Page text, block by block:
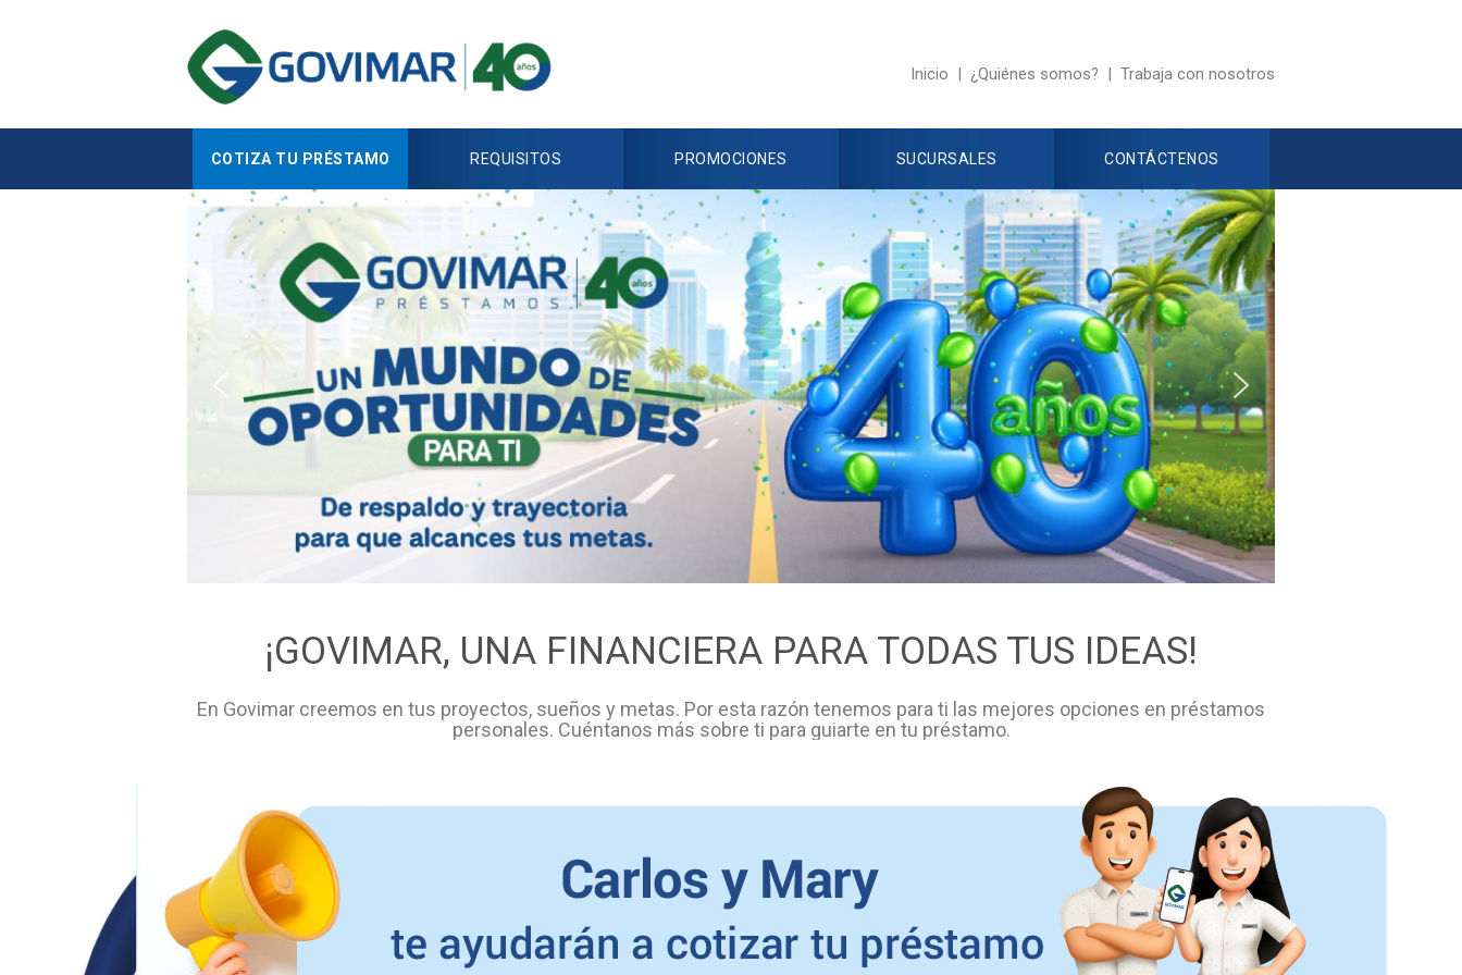
Inicio | ¿Quiénes somos? | Trabaja con nosotros
COTIZA TU PRÉSTAMO REQUISITOS PROMOCIONES SUCURSALES CONTÁCTENOS
QUIÉNES SOMOS
TRABAJA CON NOSOTROS
¡GOVIMAR, UNA FINANCIERA PARA TODAS TUS IDEAS!
En Govimar creemos en tus proyectos, sueños y metas. Por esta razón tenemos para ti las mejores opciones en préstamos
personales. Cuéntanos más sobre ti para guiarte en tu préstamo.